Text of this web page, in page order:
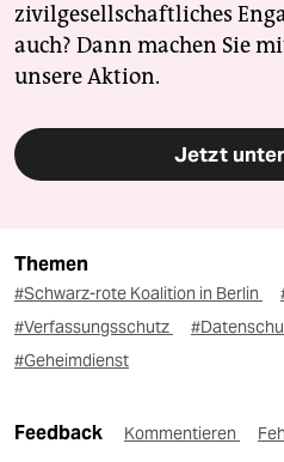
zivilgesellschaftliches
auch? Dann machen Sie
unsere Aktion.
Jetzt
Themen
#Schwarz-rote Koalition in Berlin
#Verfassungsschutz
#Geheimdienst
Feedback Kommentieren